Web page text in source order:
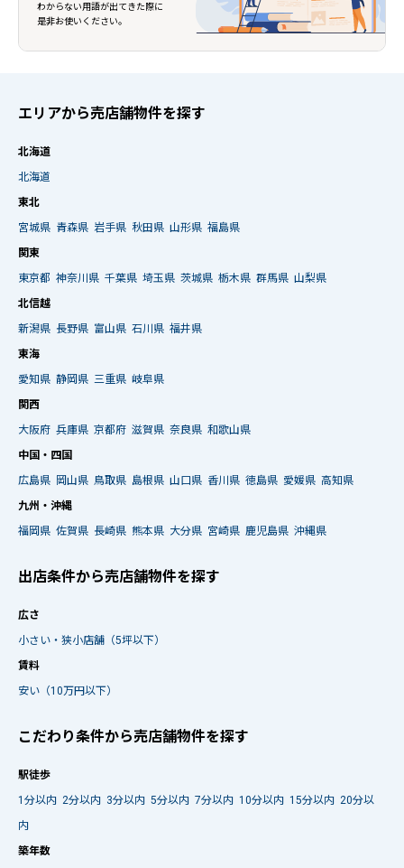
わからない用語が出てきた際に
是非お使いください。
エリアから売店舗物件を探す
北海道
北海道
東北
宮城県 青森県 岩手県 秋田県 山形県 福島県
関東
東京都 神奈川県 千葉県 埼玉県 茨城県 栃木県 群馬県 山梨県
北信越
新潟県 長野県 富山県 石川県 福井県
東海
愛知県 静岡県 三重県 岐阜県
関西
大阪府 兵庫県 京都府 滋賀県 奈良県 和歌山県
中国・四国
広島県 岡山県 鳥取県 島根県 山口県 香川県 徳島県 愛媛県 高知県
九州・沖縄
福岡県 佐賀県 長崎県 熊本県 大分県 宮崎県 鹿児島県 沖縄県
出店条件から売店舗物件を探す
広さ
小さい・狭小店舗（5坪以下）
賃料
安い（10万円以下）
こだわり条件から売店舗物件を探す
駅徒歩
1分以内 2分以内 3分以内 5分以内 7分以内 10分以内 15分以内 20分以
内
築年数